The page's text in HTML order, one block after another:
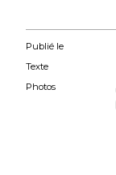
Publié le
Texte
Photos